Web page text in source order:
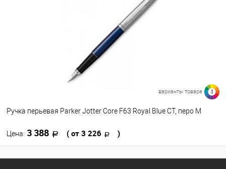
В наличии
варианты товара 3
Ручка перьевая Parker Jotter Core F63 Royal Blue CT, перо M
Цена: 3 388 ( от 3 226 )